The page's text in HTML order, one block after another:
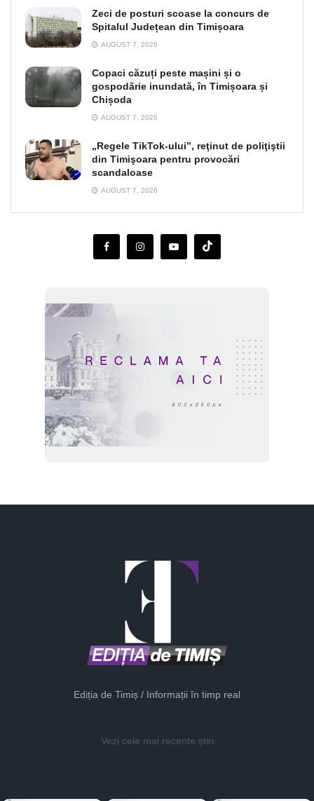
Zeci de posturi scoase la concurs de
Spitalul Județean din Timișoara
AUGUST 7, 2026
Copaci căzuți peste mașini și o
gospodărie inundată, în Timișoara și
Chișoda
AUGUST 7, 2026
„Regele TikTok-ului”, reţinut de poliţiştii
din Timişoara pentru provocări
scandaloase
AUGUST 7, 2026
Ediția de Timiș / Informații în timp real
Vezi cele mai recente știri